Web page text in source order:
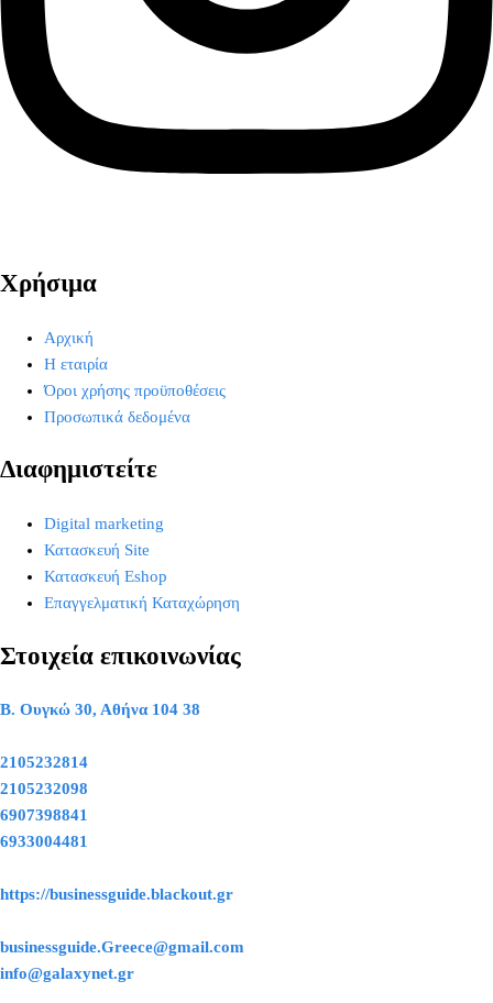
Χρήσιμα
Αρχική
Η εταιρία
Όροι χρήσης προϋποθέσεις
Προσωπικά δεδομένα
Διαφημιστείτε
Digital marketing
Κατασκευή Site
Κατασκευή Eshop
Επαγγελματική Καταχώρηση
Στοιχεία επικοινωνίας
Β. Ουγκώ 30, Αθήνα 104 38
2105232814
2105232098
6907398841
6933004481
https://businessguide.blackout.gr
businessguide.Greece@gmail.com
info@galaxynet.gr